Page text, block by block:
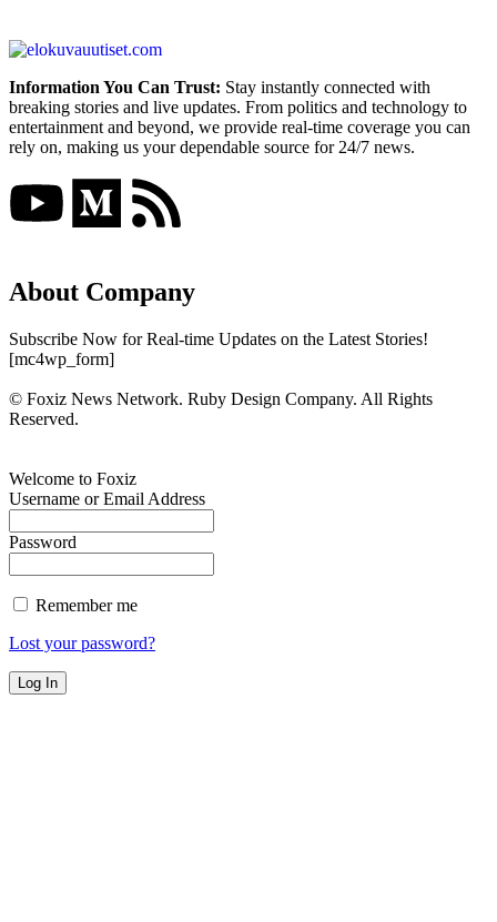
Information You Can Trust: Stay instantly connected with
breaking stories and live updates. From politics and technology to
entertainment and beyond, we provide real-time coverage you can
rely on, making us your dependable source for 24/7 news.
About Company
Subscribe Now for Real-time Updates on the Latest Stories!
[mc4wp_form]
© Foxiz News Network. Ruby Design Company. All Rights
Reserved.
Welcome to Foxiz
Username or Email Address
Password
Remember me
Lost your password?